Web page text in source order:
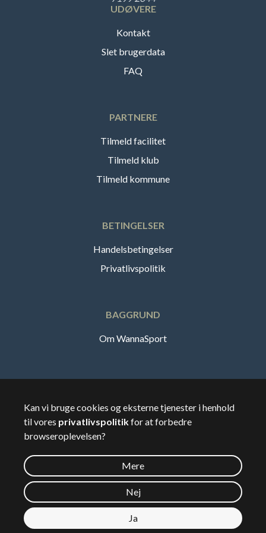
UDØVERE
Kontakt
Slet brugerdata
FAQ
PARTNERE
Tilmeld facilitet
Tilmeld klub
Tilmeld kommune
BETINGELSER
Handelsbetingelser
Privatlivspolitik
BAGGRUND
Om WannaSport
🇸🇪Sverige
©2026Wannasport.dk
Privatdata
Kan vi bruge cookies og eksterne tjenester i henhold
til vores privatlivspolitikfor at forbedre
browseroplevelsen?
Mere
Nej
Ja